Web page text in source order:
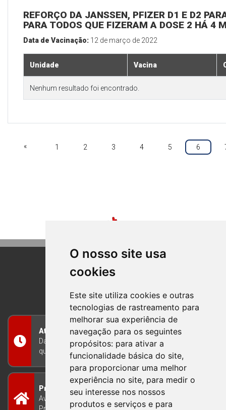
O nosso site usa
cookies
Este site utiliza cookies e outras
tecnologias de rastreamento para
melhorar sua experiência de
navegação para os seguintes
propósitos: para ativar a
funcionalidade básica do site,
para proporcionar uma melhor
experiência no site, para medir o
seu interesse nos nossos
produtos e serviços e para
REFORÇO DA JANSSEN, PFIZER D1 E D2
PARA TODOS QUE FIZERAM A DOSE 2 HÁ 4
Data de Vacinação: 12 de março de 2022
Unidade Vacina
Nenhum resultado foi encontrado.
« 1 2 3 4 5 6
BOM PRINCIPIO
RIO GRANDE DO SUL
Atendimento
Das 8h às 12h e das 13h às 17h30, de segunda a
quinta-feira, e nas sextas-feiras das 7h às 13h
Prefeitura Municipal
Avenida Guilherme Winter 65 - Centro Bom